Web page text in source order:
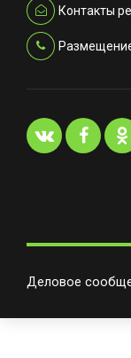
Контакты
Деловое